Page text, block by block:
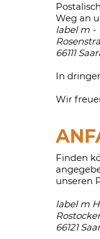
Weg an
label m -
66111
In
Wir
Finden
unseren
label m
66121